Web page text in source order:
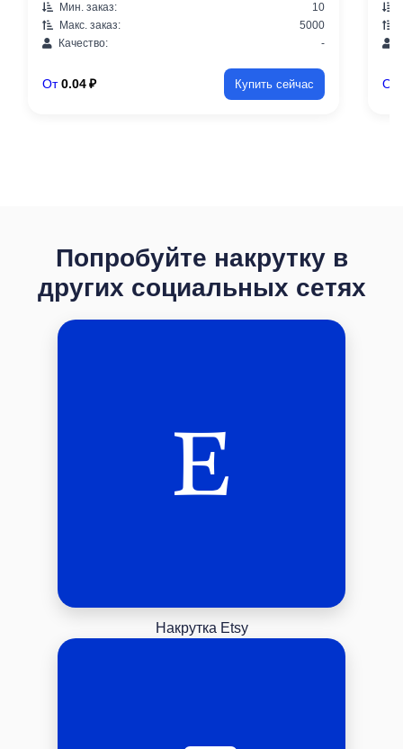
Мин. заказ:
10
Макс. заказ:
5000
Качество:
-
От 0.04 ₽ Купить сейчас От
Попробуйте накрутку в
других социальных сетях
Накрутка Etsy